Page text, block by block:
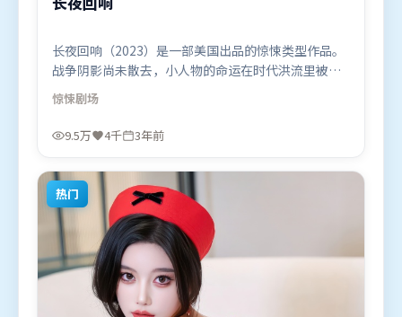
长夜回响（2023）是一部美国出品的惊悚类型作品。
战争阴影尚未散去，小人物的命运在时代洪流里被轻
轻托起又放下。视听风格统一而富有实验感，配乐与
画面情绪贴合。由是枝裕和执导，迪皮卡·帕度柯
妮、木村拓哉、长泽雅美，弗洛伦丝·皮尤等联袂出
上线，适合喜欢惊悚题材的观众观看。
惊悚剧场
9.5万 4千 3年前
热门